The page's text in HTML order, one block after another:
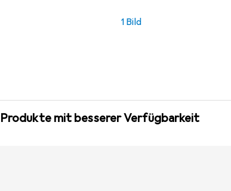
1 Bild
mit besserer Verfügbarkeit